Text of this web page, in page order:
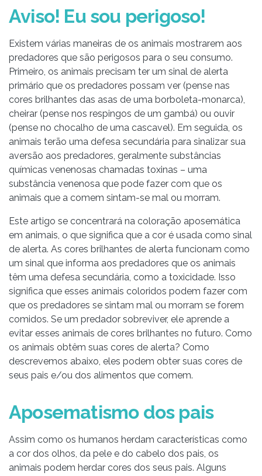
Aviso! Eu sou perigoso!
Existem várias maneiras de os animais mostrarem aos
predadores que são perigosos para o seu consumo.
Primeiro, os animais precisam ter um sinal de alerta
primário que os predadores possam ver (pense nas
cores brilhantes das asas de uma borboleta-monarca),
cheirar (pense nos respingos de um gambá) ou ouvir
(pense no chocalho de uma cascavel). Em seguida, os
animais terão uma defesa secundária para sinalizar sua
aversão aos predadores, geralmente substâncias
químicas venenosas chamadas toxinas – uma
substância venenosa que pode fazer com que os
animais que a comem sintam-se mal ou morram.
Este artigo se concentrará na coloração aposemática
em animais, o que significa que a cor é usada como sinal
de alerta. As cores brilhantes de alerta funcionam como
um sinal que informa aos predadores que os animais
têm uma defesa secundária, como a toxicidade. Isso
significa que esses animais coloridos podem fazer com
que os predadores se sintam mal ou morram se forem
comidos. Se um predador sobreviver, ele aprende a
evitar esses animais de cores brilhantes no futuro. Como
os animais obtêm suas cores de alerta? Como
descrevemos abaixo, eles podem obter suas cores de
seus pais e/ou dos alimentos que comem.
Aposematismo dos pais
Assim como os humanos herdam características como
a cor dos olhos, da pele e do cabelo dos pais, os
animais podem herdar cores dos seus pais. Alguns